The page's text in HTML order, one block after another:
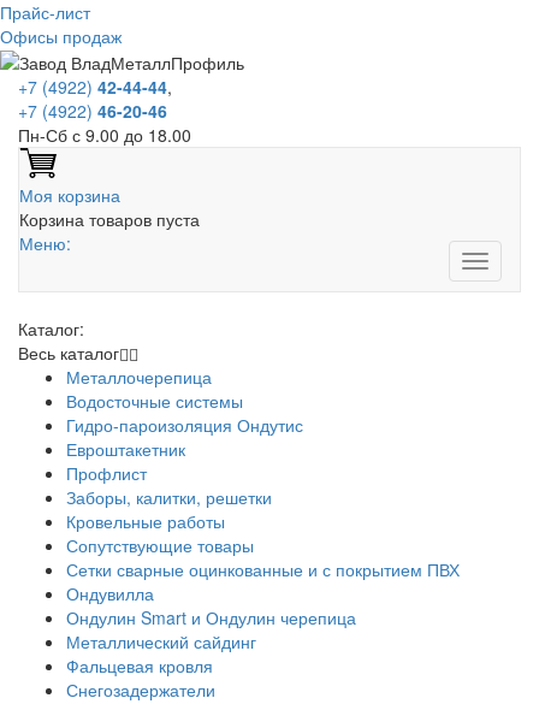
Прайс-лист
Офисы продаж
+7 (4922) 42-44-44,
+7 (4922) 46-20-46
Пн-Сб с 9.00 до 18.00
Моя корзина
Корзина товаров пуста
Меню:
Каталог:
Весь каталог
Металлочерепица
Водосточные системы
Гидро-пароизоляция Ондутис
Евроштакетник
Профлист
Заборы, калитки, решетки
Кровельные работы
Сопутствующие товары
Сетки сварные оцинкованные и с покрытием ПВХ
Ондувилла
Ондулин Smart и Ондулин черепица
Металлический сайдинг
Фальцевая кровля
Снегозадержатели